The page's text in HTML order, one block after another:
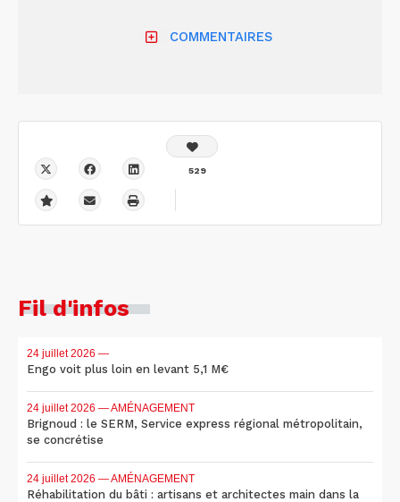
COMMENTAIRES
529
Fil d'infos
24 juillet 2026 —
Engo voit plus loin en levant 5,1 M€
24 juillet 2026 — AMÉNAGEMENT
Brignoud : le SERM, Service express régional métropolitain,
se concrétise
24 juillet 2026 — AMÉNAGEMENT
Réhabilitation du bâti : artisans et architectes main dans la